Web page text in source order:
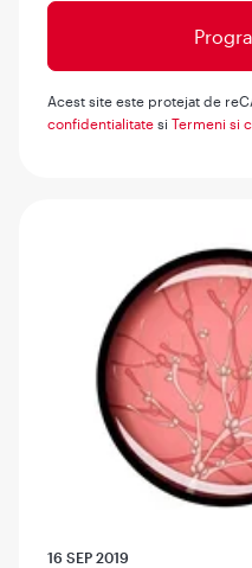
Acest site este protejat de
confidentialitate si Termeni si
16 SEP 2019